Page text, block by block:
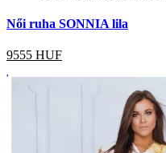
Női ruha SONNIA lila
9555 HUF